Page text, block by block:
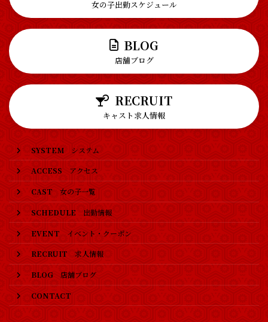
女の子出勤スケジュール
BLOG
店舗ブログ
RECRUIT
キャスト求人情報
SYSTEMシステム
ACCESS アクセス
CAST 女の子一覧
SCHEDULE 出勤情報
EVENT イベント・クーポン
RECRUIT 求人情報
BLOG店舗ブログ
CONTACT